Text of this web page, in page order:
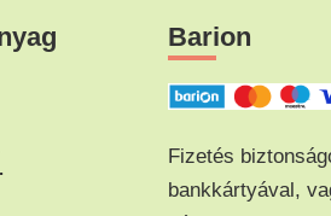
Barion
Fizetés
bankkártyával,